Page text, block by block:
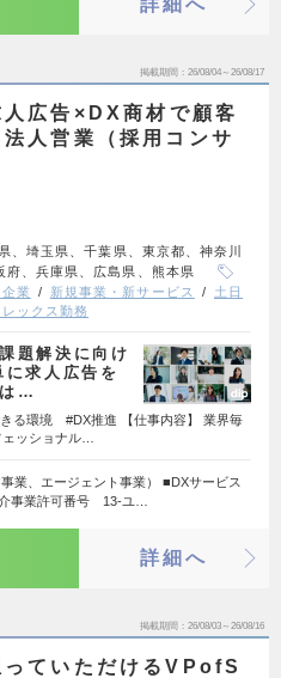
詳細へ
掲載期間 26/08/04～26/08/17
広告×DX商材で顧客
人営業（採用コンサ
、埼玉県、千葉県、東京都、神奈川
府、兵庫県、広島県、熊本県
業 新規事業・新サービス
土日
レックス勤務
題解決に向け
求人広告を
…
る環境 #DX推進 【仕事内容】 業界毎
ッショナル…
業、エージェント事業） ■DXサービス
事業許可番号 13-ユ…
詳細へ
掲載期間 26/08/03～26/08/16
ていただけるVPofS